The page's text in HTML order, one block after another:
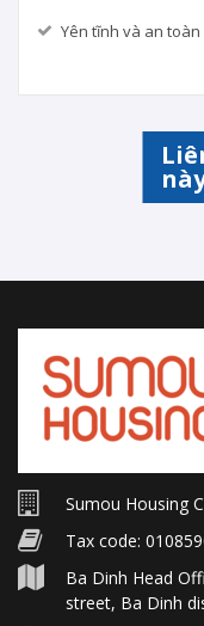
Yên tĩnh và an toàn
Sumou Housing
Tax code:
Ba Dinh Head
street, Ba Dinh